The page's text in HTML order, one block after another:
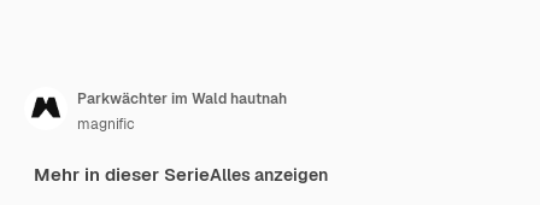
Parkwächter im Wald hautnah
magnific
Mehr in dieser SerieAlles anzeigen